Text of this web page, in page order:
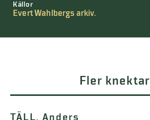
Källor
Evert Wahlbergs arkiv.
Fler knektar
TÄLL, Anders